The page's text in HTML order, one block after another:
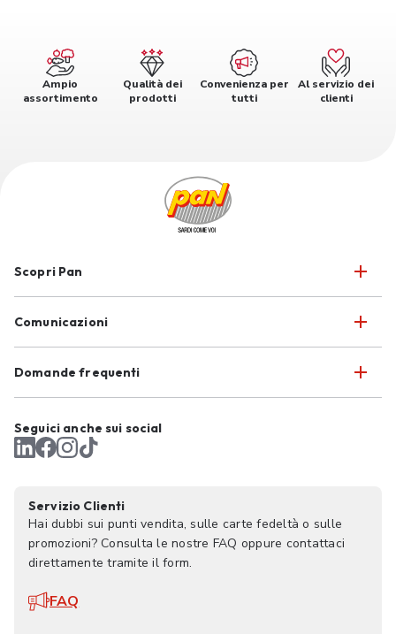
Ampio
assortimento
Qualità dei
prodotti
Convenienza per
tutti
Al servizio dei
clienti
Scopri Pan
Comunicazioni
Domande frequenti
Seguici anche sui social
Servizio Clienti
Hai dubbi sui punti vendita, sulle carte fedeltà o sulle
promozioni? Consulta le nostre FAQ oppure contattaci
direttamente tramite il form.
FAQ